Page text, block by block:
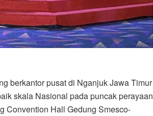
berkantor pusat di Nganjuk Jawa Timur
skala Nasional pada puncak perayaan
Convention Hall Gedung Smesco-